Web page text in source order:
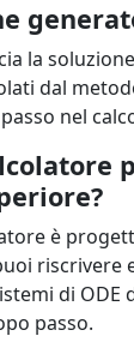
la
dal
nel
è
riscrivere
di ODE
passo.